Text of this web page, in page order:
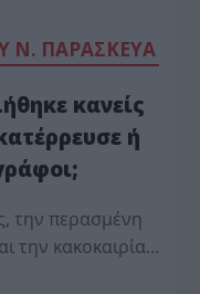
Ν. ΠΑΡΑΣΚΕΥΑ
κανείς
ή
την περασμένη
την κακοκαιρία…